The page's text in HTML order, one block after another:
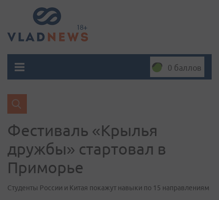
0 баллов
Фестиваль «Крылья
дружбы» стартовал в
Приморье
Студенты России и Китая покажут навыки по 15 направлениям